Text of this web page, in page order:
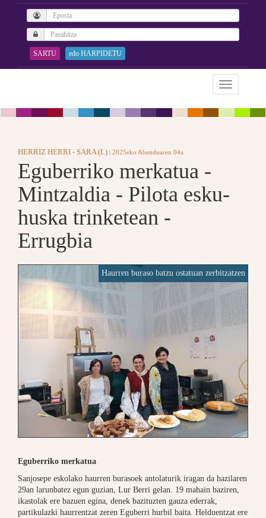
SARTU edo HARPIDETU
HERRIZ HERRI - SARA (L) | 2025eko Abenduaren 04a
Eguberriko merkatua -
Mintzaldia - Pilota esku-
huska trinketean -
Errugbia
Haurren buraso batzu ostatuan zerbitzatzen
Eguberriko merkatua
Sanjosepe eskolako haurren burasoek antolaturik iragan da hazilaren
29an larunbatez egun guzian, Lur Berri gelan. 19 mahain baziren,
ikastolak ere bazuen egina, denek bazituzten gauza ederrak,
partikulazki haurrentzat zeren Eguberri hurbil baita. Helduentzat ere